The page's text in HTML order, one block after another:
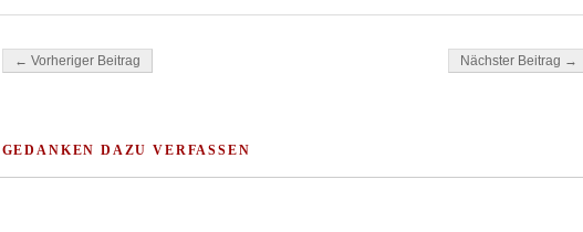
Beitragsnavigation
← Vorheriger Beitrag Nächster Beitrag →
GEDANKEN DAZU VERFASSEN